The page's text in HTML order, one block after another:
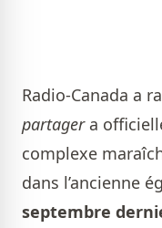
Radio-Canada a
partagera
complexe
dans l’ancienne
septembre